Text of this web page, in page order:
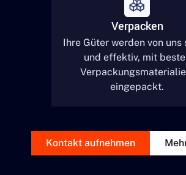
Verpacken
Ihre Güter werden von uns
und effektiv, mit
eingepackt.
Kontakt aufnehmen